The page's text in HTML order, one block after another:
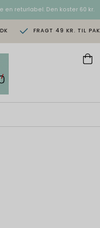
en returlabel. Den koster 60 kr.
FRAGT 49 KR. TIL